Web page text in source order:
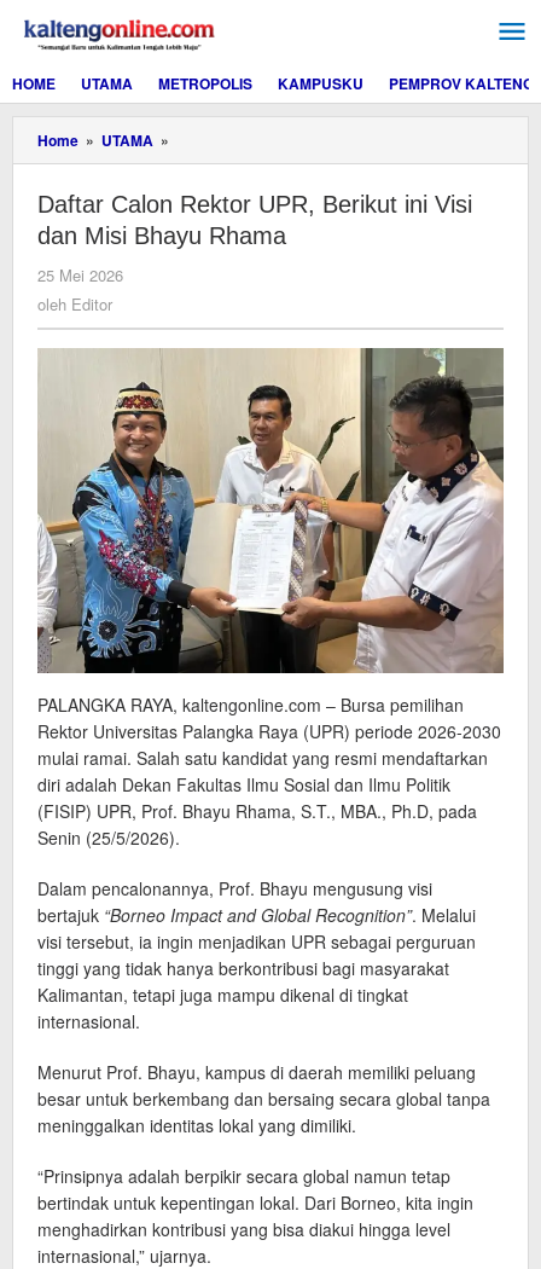
konten
HOME
UTAMA METROPOLIS KAMPUSKU PEMPROV KALTENG
Home » UTAMA »
Calon
UPR,
Berikut
ini
Bhayu
Daftar Calon Rektor UPR, Berikut ini Visi
dan Misi Bhayu Rhama
25 Mei 2026
oleh Editor
PALANGKA RAYA, kaltengonline.com – Bursa pemilihan
Rektor Universitas Palangka Raya (UPR) periode 2026-2030
mulai ramai. Salah satu kandidat yang resmi mendaftarkan
diri adalah Dekan Fakultas Ilmu Sosial dan Ilmu Politik
(FISIP) UPR, Prof. Bhayu Rhama, S.T., MBA., Ph.D, pada
Senin (25/5/2026).
Dalam pencalonannya, Prof. Bhayu mengusung visi
bertajuk “Borneo Impact and Global Recognition”. Melalui
visi tersebut, ia ingin menjadikan UPR sebagai perguruan
tinggi yang tidak hanya berkontribusi bagi masyarakat
Kalimantan, tetapi juga mampu dikenal di tingkat
internasional.
Menurut Prof. Bhayu, kampus di daerah memiliki peluang
besar untuk berkembang dan bersaing secara global tanpa
meninggalkan identitas lokal yang dimiliki.
“Prinsipnya adalah berpikir secara global namun tetap
bertindak untuk kepentingan lokal. Dari Borneo, kita ingin
menghadirkan kontribusi yang bisa diakui hingga level
internasional,” ujarnya.